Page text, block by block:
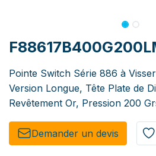
Pointe Switch Série 886 à
Version Longue, Tête Plate de
Revêtement Or, Pression 200
Demander un de​​vis​​